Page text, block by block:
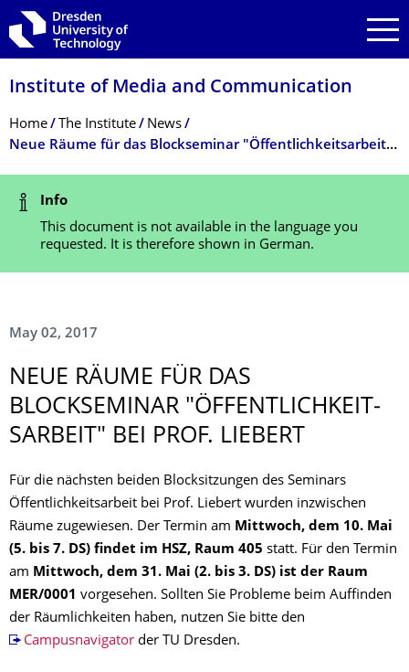
Skip to main navigation
Skip to search
Skip to content
Institute of Media and Communication
Breadcrumb Menu
Home The Institute
News
Neue Räume für das Blockseminar "Öffentlichkeitsarbeit" bei Prof. Liebert
Status Message
Info
This document is not available in the language you
requested. It is therefore shown in German.
May 02, 2017
NEUE RÄUME FÜR DAS
BLOCKSEMINAR "ÖFFENTLICHKEIT­
SARBEIT" BEI PROF. LIEBERT
Für die nächsten beiden Blocksitzungen des Seminars
Öffentlichkeitsarbeit bei Prof. Liebert wurden inzwischen
Räume zugewiesen. Der Termin am Mittwoch, dem 10. Mai
(5. bis 7. DS) findet im HSZ, Raum 405 statt. Für den Termin
am Mittwoch, dem 31. Mai (2. bis 3. DS) ist der Raum
MER/0001 vorgesehen. Sollten Sie Probleme beim Auffinden
der Räumlichkeiten haben, nutzen Sie bitte den
Campusnavigator der TU Dresden.